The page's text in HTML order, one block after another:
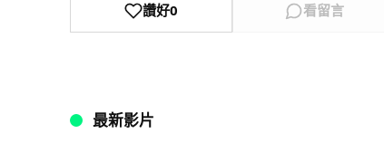
讚好0 看留言
最新影片